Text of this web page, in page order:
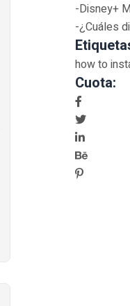
-Disney+
-¿Cuáles
how to
Cuota: